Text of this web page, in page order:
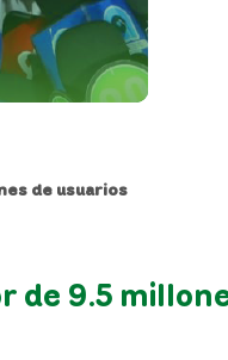
de usuarios
de 9.5